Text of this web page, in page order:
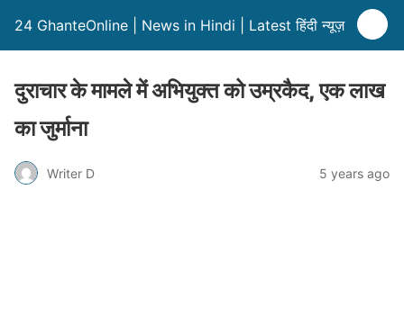
24 GhanteOnline | News in Hindi | Latest हिंदी न्यूज़
दुराचार के मामले में अभियुक्त को उम्रकैद, एक लाख
का जुर्माना
Writer D 5 years ago